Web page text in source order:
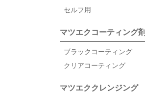
セルフ用
マツエクコーティング剤
ブラックコーティング
クリアコーティング
マツエククレンジング